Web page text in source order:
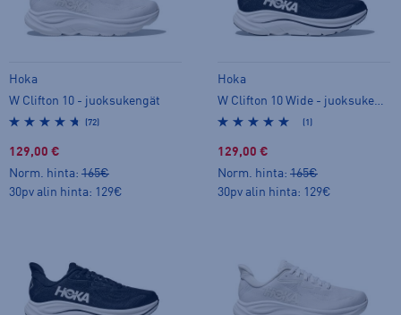
Hoka
W Clifton 10 - juoksukengät
(72)
129,00 €
Norm. hinta: 165€
30pv alin hinta: 129€
Hoka
W Clifton 10 Wide - juoksukengät
(1)
129,00 €
Norm. hinta: 165€
30pv alin hinta: 129€